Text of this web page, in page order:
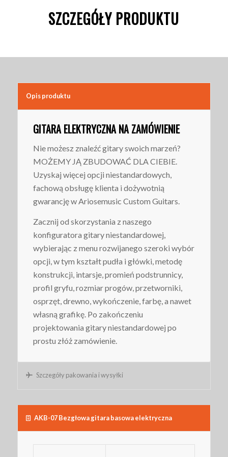
SZCZEGÓŁY PRODUKTU
Opis produktu
GITARA ELEKTRYCZNA NA ZAMÓWIENIE
Nie możesz znaleźć gitary swoich marzeń?
MOŻEMY JĄ ZBUDOWAĆ DLA CIEBIE.
Uzyskaj więcej opcji niestandardowych,
fachową obsługę klienta i dożywotnią
gwarancję w Ariosemusic Custom Guitars.
Zacznij od skorzystania z naszego
konfiguratora gitary niestandardowej,
wybierając z menu rozwijanego szeroki wybór
opcji, w tym kształt pudła i główki, metodę
konstrukcji, intarsje, promień podstrunnicy,
profil gryfu, rozmiar progów, przetworniki,
osprzęt, drewno, wykończenie, farbę, a nawet
własną grafikę. Po zakończeniu
projektowania gitary niestandardowej po
prostu złóż zamówienie.
Szczegóły pakowania i wysyłki
AKB-07 Bezgłowa gitara basowa elektryczna